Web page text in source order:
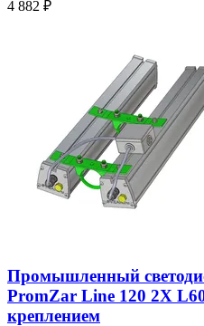
4 882 ₽
Промышленный
PromZar Line 120 2Х
креплением